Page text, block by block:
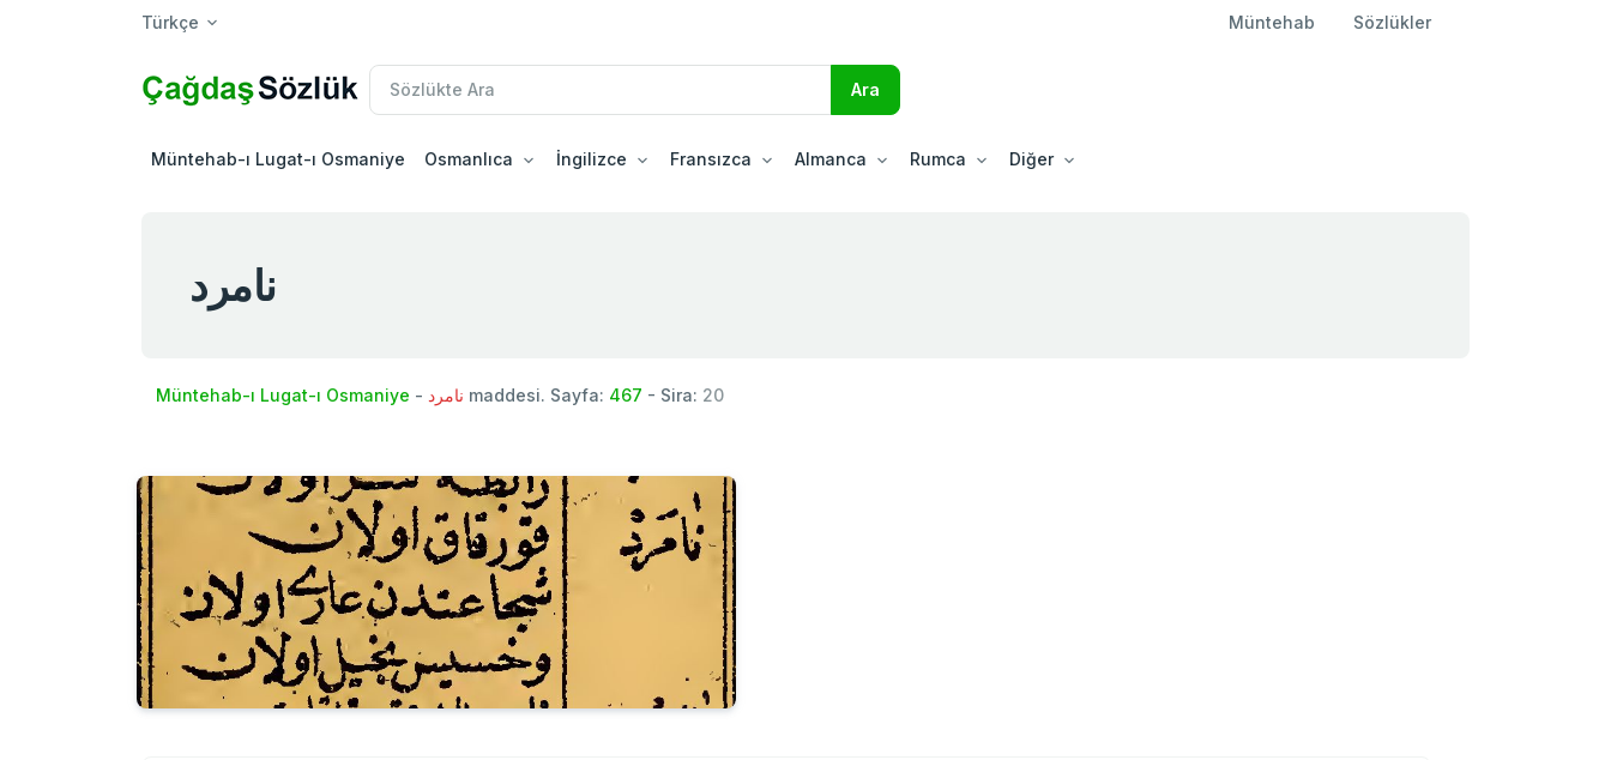
Türkçe Müntehab Sözlükler
Müntehab-ı Lugat-ı Osmaniye Osmanlıca İngilizce Fransızca Almanca Rumca Diğer
نامرد
Müntehab-ı Lugat-ı Osmaniye - نامرد maddesi. Sayfa: 467 - Sira: 20